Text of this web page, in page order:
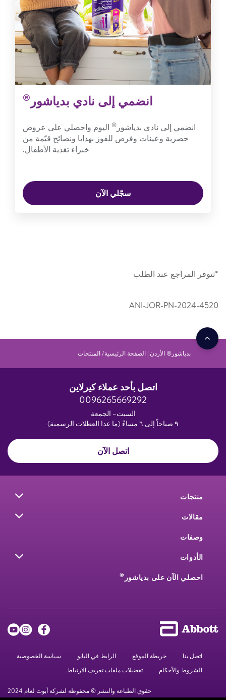
انضمي إلى نادي بدياشور ®
انضمي إلى نادي بدياشور ® اليوم واحصلي على عروض
حصرية وعينات وفرص للفوز بهدايا ونصائح قيّمة من
خبراء تغذية الأطفال.
سجّلي الآن
*تتوفر المراجع عند الطلب
ANI-JOR-PN-2024-4520
بدياشور® الأردن | الصفحة الرئيسية المنتجات
اتصل بأحد عملاء كيرلاين
0096265669292
السبت– الجمعة
٩ صباحاً إلى ٦ مساءً (ما عدا العطلات الرسمية)
اتصل الآن
منتجات
مقالات
وصفات
الأدوات
احصلي الآن على بدياشور ®
اتصل بنا خريطة الموقع الرابط في البايو
سياسة الخصوصية
الشروط والأحكام
تفضيلات ملفات تعريف الارتباط
حقوق الطباعة والنشر © محفوظة لشركة أبوت لعام 2024